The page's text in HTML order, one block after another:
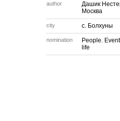
author
Дашик
Москва
city с. Болхуны
nomination
People.
life